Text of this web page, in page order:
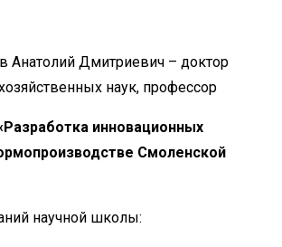
Анатолий Дмитриевич – доктор
наук, профессор
Разработка инновационных
Смоленской
научной школы: